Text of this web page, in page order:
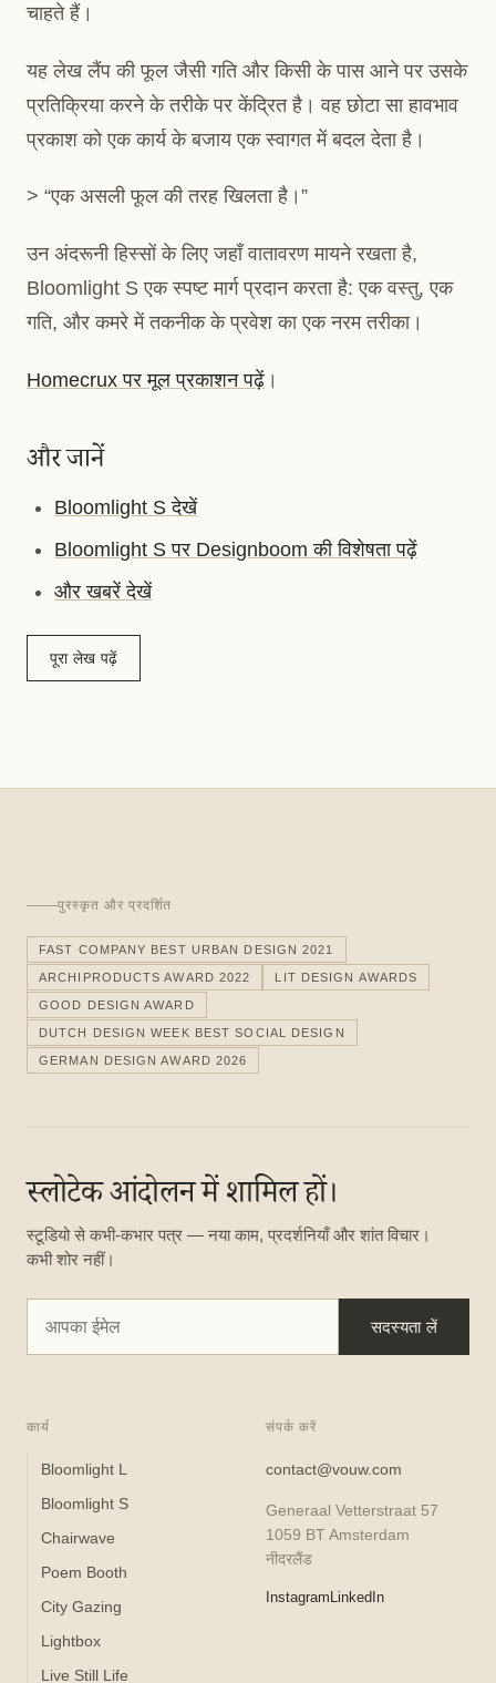
चाहते हैं।
यह लेख लैंप की फूल जैसी गति और किसी के पास आने पर उसके
प्रतिक्रिया करने के तरीके पर केंद्रित है। वह छोटा सा हावभाव
प्रकाश को एक कार्य के बजाय एक स्वागत में बदल देता है।
> “एक असली फूल की तरह खिलता है।”
उन अंदरूनी हिस्सों के लिए जहाँ वातावरण मायने रखता है,
Bloomlight S एक स्पष्ट मार्ग प्रदान करता है: एक वस्तु, एक
गति, और कमरे में तकनीक के प्रवेश का एक नरम तरीका।
Homecrux पर मूल प्रकाशन पढ़ें ।
और जानें
Bloomlight S देखें
Bloomlight S पर Designboom की विशेषता पढ़ें
और खबरें देखें
पूरा लेख पढ़ें
पुरस्कृत और प्रदर्शित
FAST COMPANY BEST URBAN DESIGN 2021
ARCHIPRODUCTS AWARD 2022 LIT DESIGN AWARDS
GOOD DESIGN AWARD
DUTCH DESIGN WEEK BEST SOCIAL DESIGN
GERMAN DESIGN AWARD 2026
स्लोटेक आंदोलन में शामिल हों।
स्टूडियो से कभी-कभार पत्र — नया काम, प्रदर्शनियाँ और शांत विचार।
कभी शोर नहीं।
सदस्यता लें
कार्य
Bloomlight L
Bloomlight S
Chairwave
Poem Booth
City Gazing
Lightbox
Live Still Life
संपर्क करें
contact@vouw.com
Generaal Vetterstraat 57
1059 BT Amsterdam
नीदरलैंड
Instagram LinkedIn